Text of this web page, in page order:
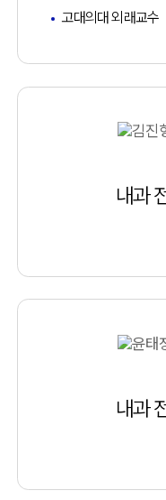
고대의대 외래교수
내과
내과